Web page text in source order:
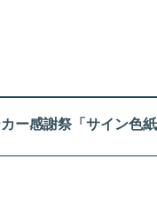
アップ
ー感謝祭「サイン色